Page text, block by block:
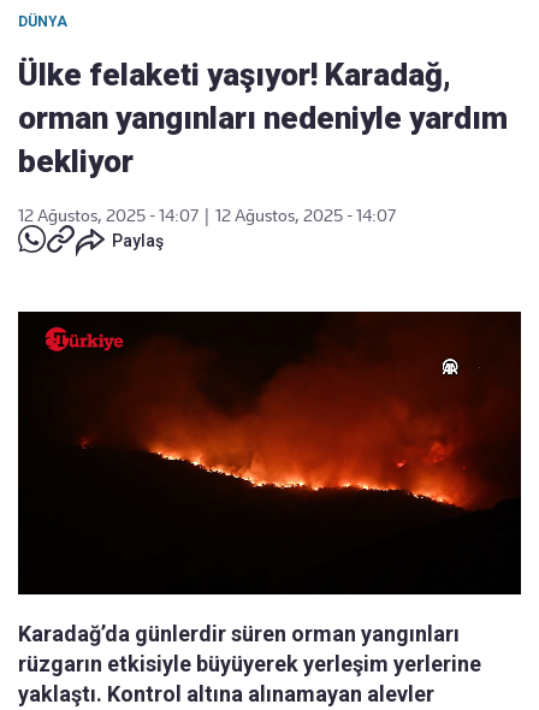
DÜNYA
Ülke felaketi yaşıyor! Karadağ,
orman yangınları nedeniyle yardım
bekliyor
12 Ağustos, 2025 - 14:07
12 Ağustos, 2025 - 14:07
Paylaş
Karadağ’da günlerdir süren orman yangınları
rüzgarın etkisiyle büyüyerek yerleşim yerlerine
yaklaştı. Kontrol altına alınamayan alevler